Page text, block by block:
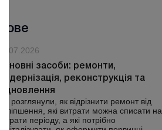
Нове
30.07.2026
Основні засоби: ремонти,
модернізація, реконструкція та
відновлення
Ми розглянули, як відрізнити ремонт від
поліпшення, які витрати можна списати на
витрати періоду, а які потрібно